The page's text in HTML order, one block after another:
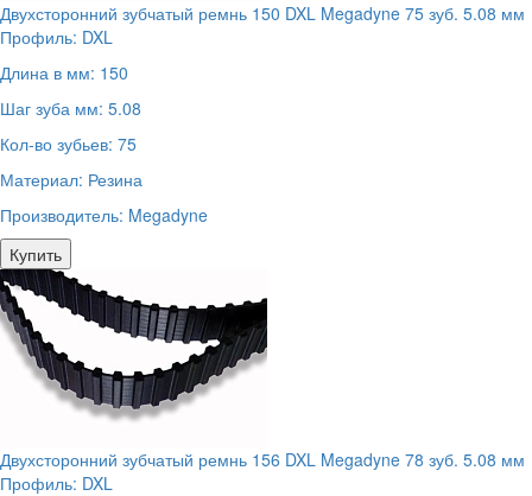
Двухсторонний зубчатый ремнь 150 DXL Megadyne 75 зуб. 5.08 мм
Профиль: DXL
Длина в мм: 150
Шаг зуба мм: 5.08
Кол-во зубьев: 75
Материал: Резина
Производитель: Megadyne
Купить
Двухсторонний зубчатый ремнь 156 DXL Megadyne 78 зуб. 5.08 мм
Профиль: DXL